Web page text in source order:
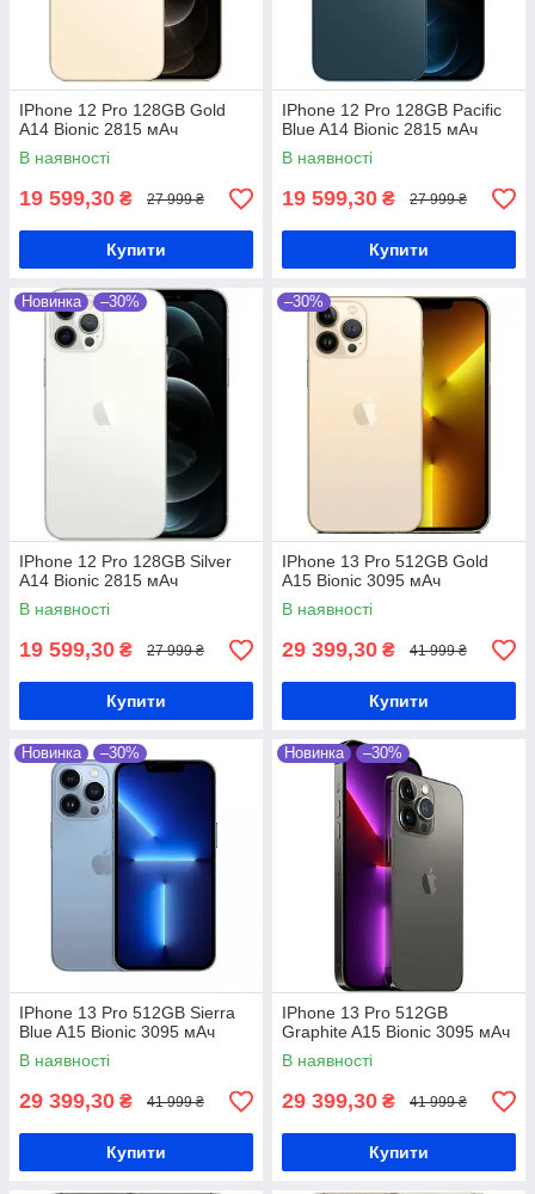
IPhone 12 Pro 128GB Gold
A14 Bionic 2815 мАч
В наявності
19 599,30 ₴ 27 999 ₴
Купити
IPhone 12 Pro 128GB Pacific
Blue A14 Bionic 2815 мАч
В наявності
19 599,30 ₴ 27 999 ₴
Купити
Новинка –30%
IPhone 12 Pro 128GB Silver
A14 Bionic 2815 мАч
В наявності
19 599,30 ₴ 27 999 ₴
Купити
–30%
IPhone 13 Pro 512GB Gold
A15 Bionic 3095 мАч
В наявності
29 399,30 ₴ 41 999 ₴
Купити
Новинка –30%
IPhone 13 Pro 512GB Sierra
Blue A15 Bionic 3095 мАч
В наявності
29 399,30 ₴ 41 999 ₴
Купити
Новинка –30%
IPhone 13 Pro 512GB
Graphite A15 Bionic 3095 мАч
В наявності
29 399,30 ₴ 41 999 ₴
Купити